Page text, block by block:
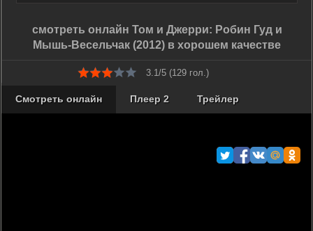
смотреть онлайн Том и Джерри: Робин Гуд и
Мышь-Весельчак (2012) в хорошем качестве
3.1/5 (129гол.)
Смотреть онлайн Плеер 2 Трейлер